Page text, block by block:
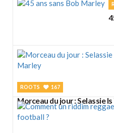
ROOTS 167
Morceau du jour : Selassie